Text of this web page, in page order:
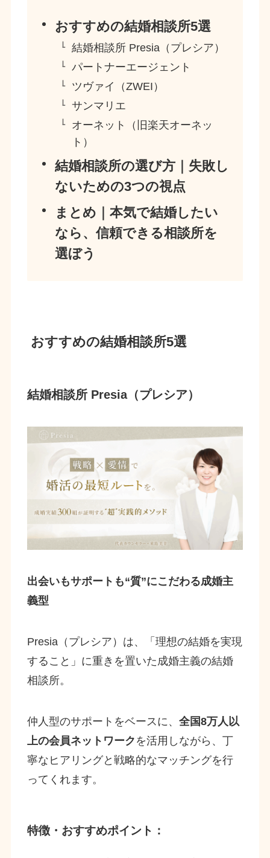
おすすめの結婚相談所5選
結婚相談所 Presia（プレシア）
パートナーエージェント
ツヴァイ（ZWEI）
サンマリエ
オーネット（旧楽天オーネッ
ト）
結婚相談所の選び方｜失敗し
ないための3つの視点
まとめ｜本気で結婚したい
なら、信頼できる相談所を
選ぼう
おすすめの結婚相談所5選
結婚相談所 Presia（プレシア）
出会いもサポートも“質”にこだわる成婚主
義型
Presia（プレシア）は、「理想の結婚を実現
すること」に重きを置いた成婚主義の結婚
相談所。
仲人型のサポートをベースに、 全国8万人以
上の会員ネットワーク を活用しながら、丁
寧なヒアリングと戦略的なマッチングを行
ってくれます。
特徴・おすすめポイント：